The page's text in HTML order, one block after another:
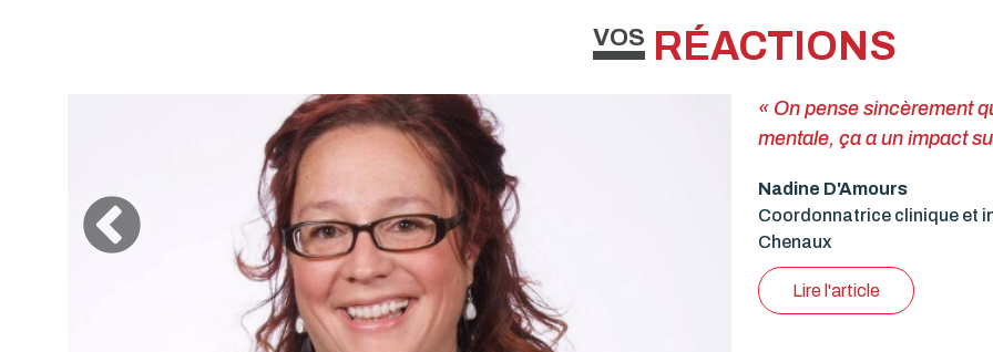
VOS RÉACTIONS
« Pour une meilleure
nous collectivement
Claud Bisaillon
Psychologue et
présidente de
nourrissons